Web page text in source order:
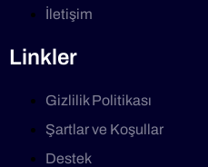
İletişim
Linkler
Gizlilik Politikası
Şartlar ve Koşullar
Destek